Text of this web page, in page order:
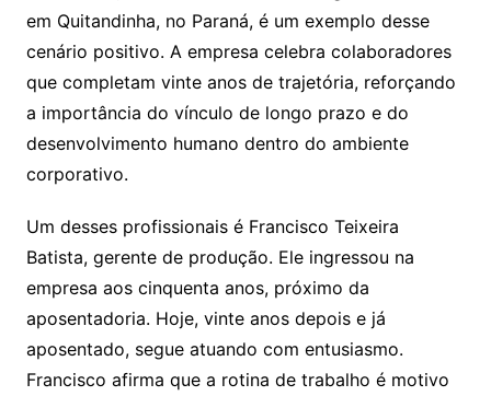
em Quitandinha, no Paraná, é um exemplo desse
cenário positivo. A empresa celebra colaboradores
que completam vinte anos de trajetória, reforçando
a importância do vínculo de longo prazo e do
desenvolvimento humano dentro do ambiente
corporativo.
Um desses profissionais é Francisco Teixeira
Batista, gerente de produção. Ele ingressou na
empresa aos cinquenta anos, próximo da
aposentadoria. Hoje, vinte anos depois e já
aposentado, segue atuando com entusiasmo.
Francisco afirma que a rotina de trabalho é motivo